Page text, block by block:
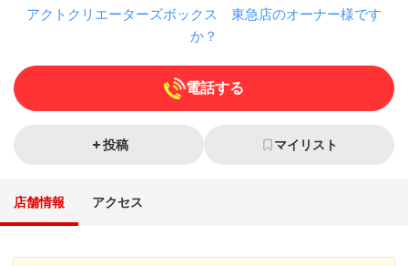
アクトクリエーターズボックス 東急店のオーナー様です
か？
電話する
投稿 マイリスト
店舗情報 アクセス